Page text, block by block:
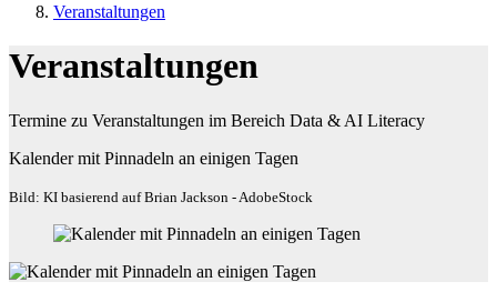
Veranstaltungen
Veranstaltungen
Termine zu Veranstaltungen im Bereich Data & AI Literacy
Kalender mit Pinnadeln an einigen Tagen
Bild: KI basierend auf Brian Jackson - AdobeStock